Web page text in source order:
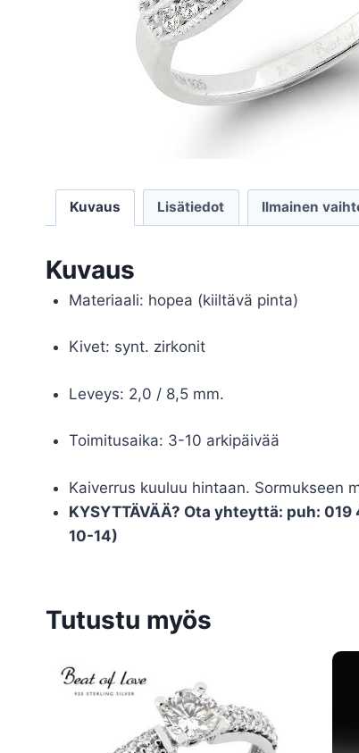
Kuvaus Lisätiedot Ilmainen
Kuvaus
Materiaali: hopea (kiiltävä pinta)
Kivet: synt. zirkonit
Leveys: 2,0 / 8,5 mm.
Toimitusaika: 3-10 arkipäivää
Kaiverrus kuuluu hintaan. Sormukseen
KYSYTTÄVÄÄ? Ota yhteyttä: puh:
10-14)
Tutustu myös